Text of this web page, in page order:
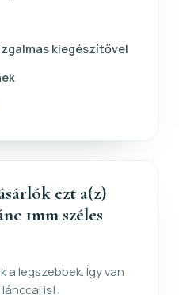
kiegészítővel
ezt a(z)
1mm széles
a legszebbek. Így van
is!